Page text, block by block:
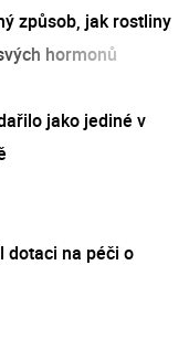
způsob, jak rostliny
hormonů
jako jediné v
dotaci na péči o